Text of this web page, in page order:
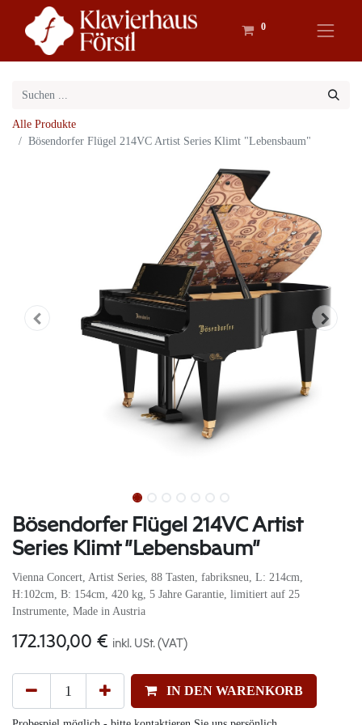
0
Alle Produkte
Bösendorfer Flügel 214VC Artist Series Klimt "Lebensbaum"
Bösendorfer Flügel 214VC Artist
Series Klimt "Lebensbaum"
Vienna Concert, Artist Series, 88 Tasten, fabriksneu, L: 214cm,
H:102cm, B: 154cm, 420 kg, 5 Jahre Garantie, limitiert auf 25
Instrumente, Made in Austria
172.130,00 € inkl. USt. (VAT)
IN DEN WARENKORB